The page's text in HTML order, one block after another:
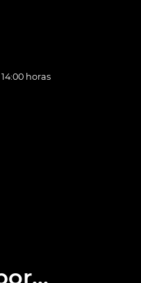
horas